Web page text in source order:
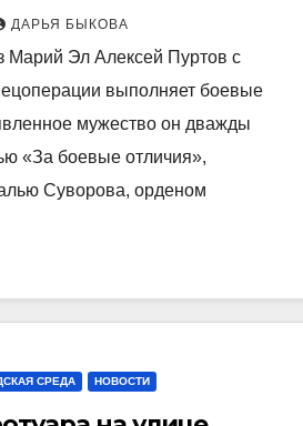
СВО Алексеем
ДАРЬЯ БЫКОВА
Марий Эл Алексей Пуртов с
выполняет боевые
мужество он дважды
«За боевые отличия»,
Суворова, орденом
СРЕДА НОВОСТИ